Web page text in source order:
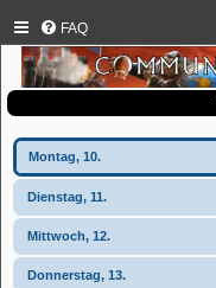
FAQ
Montag, 10.
Dienstag, 11.
Mittwoch, 12.
Donnerstag, 13.